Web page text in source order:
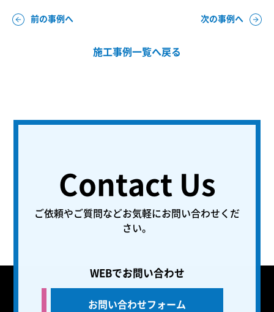
前の事例へ 次の事例へ
施工事例一覧へ戻る
Contact Us
ご依頼やご質問などお気軽にお問い合わせくだ
さい。
WEBでお問い合わせ
お問い合わせフォーム